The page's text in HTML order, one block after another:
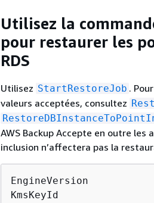
Utilisez la
pour restaurer les
RDS
Utilisez StartRestoreJob .
valeurs acceptées, consultez
AWS Backup Accepte en outre
inclusion n’affectera pas la
EngineVersion
KmsKeyId